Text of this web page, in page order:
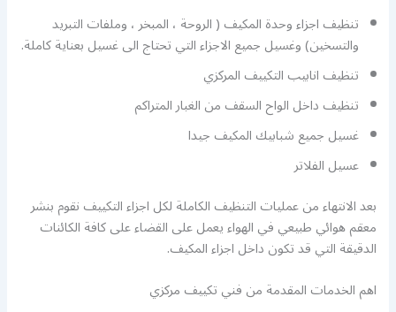
تنظيف اجزاء وحدة المكيف ( الروحة ، المبخر ، وملفات التبريد
والتسخين) وغسيل جميع الاجزاء التي تحتاج الى غسيل بعناية كاملة.
تنظيف انابيب التكييف المركزي
تنظيف داخل الواح السقف من الغبار المتراكم
غسيل جميع شبابيك المكيف جيدا
عسيل الفلاتر
بعد الانتهاء من عمليات التنظيف الكاملة لكل اجزاء التكييف نقوم بنشر
معقم هوائي طبيعي في الهواء يعمل على القضاء على كافة الكائنات
الدقيقة التي قد تكون داخل اجزاء المكيف.
اهم الخدمات المقدمة من فني تكييف مركزي